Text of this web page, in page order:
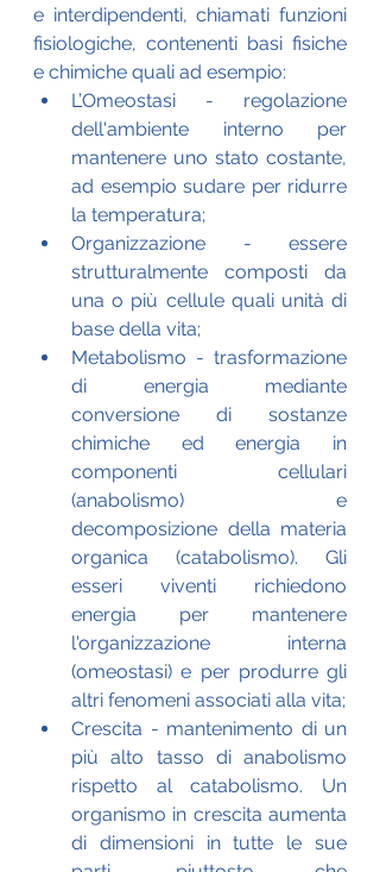
e interdipendenti, chiamati funzioni
fisiologiche, contenenti basi fisiche
e chimiche quali ad esempio:
L’Omeostasi - regolazione
dell'ambiente interno per
mantenere uno stato costante,
ad esempio sudare per ridurre
la temperatura;
Organizzazione - essere
strutturalmente composti da
una o più cellule quali unità di
base della vita;
Metabolismo - trasformazione
di energia mediante
conversione di sostanze
chimiche ed energia in
componenti cellulari
(anabolismo) e
decomposizione della materia
organica (catabolismo). Gli
esseri viventi richiedono
energia per mantenere
l'organizzazione interna
(omeostasi) e per produrre gli
altri fenomeni associati alla vita;
Crescita - mantenimento di un
più alto tasso di anabolismo
rispetto al catabolismo. Un
organismo in crescita aumenta
di dimensioni in tutte le sue